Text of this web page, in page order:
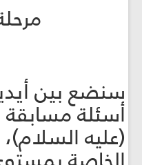
سنضع بين
أسئلة مسابقة
(عليه السلام)،